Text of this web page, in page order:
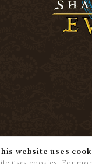
website uses